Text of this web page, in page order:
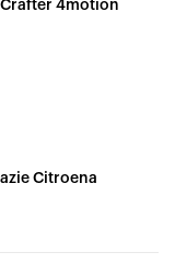
4motion
Citroena